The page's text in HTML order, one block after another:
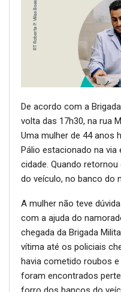
De acordo com a
volta das 17h30, na rua
Uma mulher de 44 anos
Pálio estacionado na via
cidade. Quando
do veículo, no banco do
A mulher não teve
com a ajuda do
chegada da Brigada
vítima até os policiais
havia cometido roubos
foram encontrados